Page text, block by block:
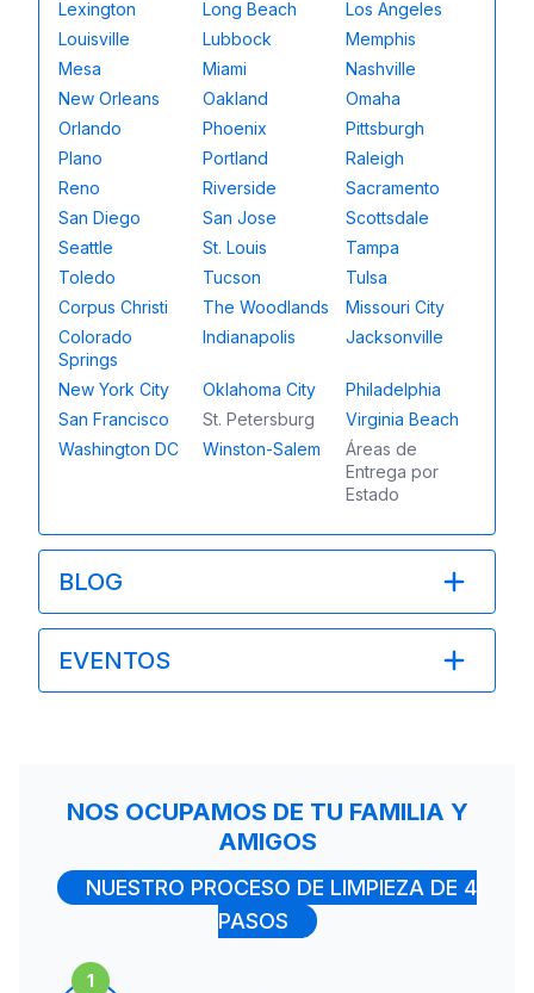
Lexington
Long Beach
Los Angeles
Louisville
Lubbock
Memphis
Mesa
Miami
Nashville
New Orleans
Oakland
Omaha
Orlando
Phoenix
Pittsburgh
Plano
Portland
Raleigh
Reno
Riverside
Sacramento
San Diego
San Jose
Scottsdale
Seattle
St. Louis
Tampa
Toledo
Tucson
Tulsa
Corpus Christi
The Woodlands
Missouri City
Colorado
Springs
Indianapolis Jacksonville
New York City Oklahoma City
Philadelphia
San Francisco
St. Petersburg
Virginia Beach
Washington DC
Winston-Salem
Áreas de
Entrega por
Estado
BLOG
EVENTOS
NOS OCUPAMOS DE TU FAMILIA Y
AMIGOS
NUESTRO PROCESO DE LIMPIEZA DE 4
PASOS
1